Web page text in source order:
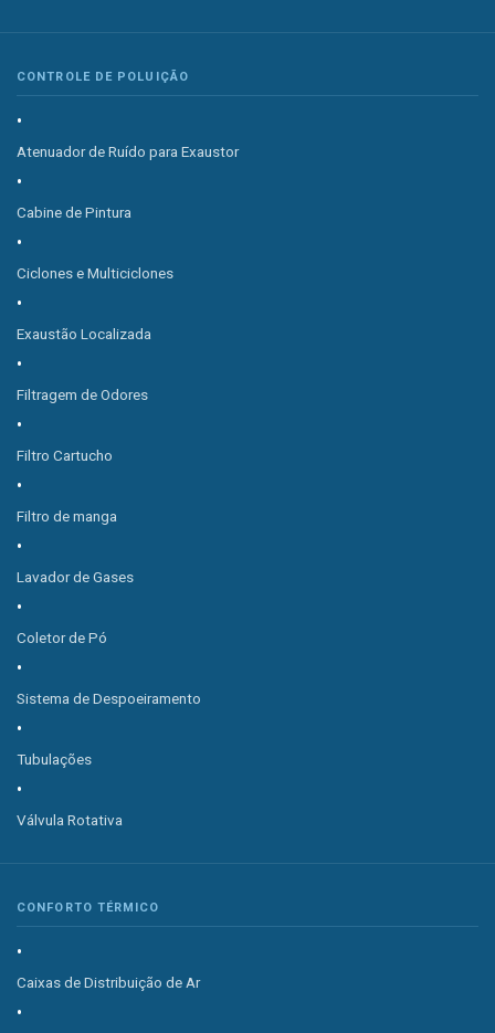
CONTROLE DE POLUIÇÃO
Atenuador de Ruído para Exaustor
Cabine de Pintura
Ciclones e Multiciclones
Exaustão Localizada
Filtragem de Odores
Filtro Cartucho
Filtro de manga
Lavador de Gases
Coletor de Pó
Sistema de Despoeiramento
Tubulações
Válvula Rotativa
CONFORTO TÉRMICO
Caixas de Distribuição de Ar